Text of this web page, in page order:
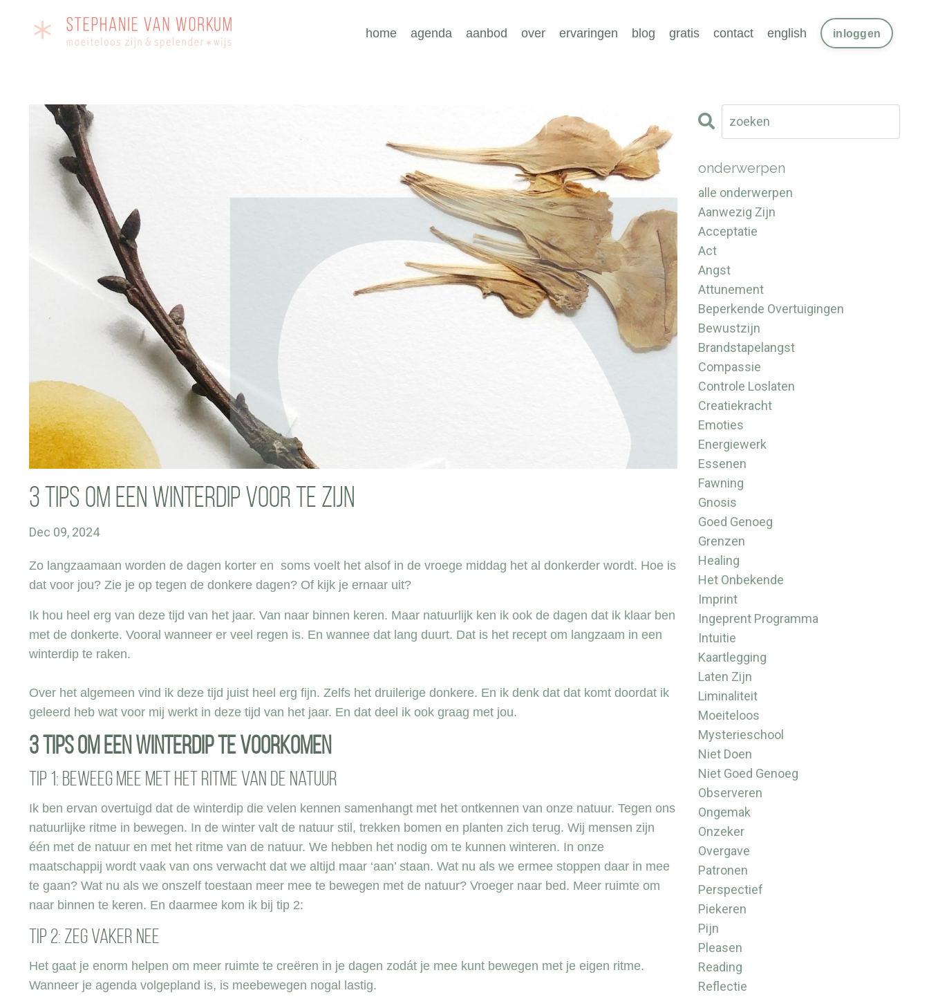
home agenda aanbod over ervaringen blog gratis contact english inloggen
3 tips om een winterdip voor te zijn
Dec 09, 2024
Zo langzaamaan worden de dagen korter en soms voelt het alsof in de vroege middag het al donkerder wordt. Hoe is
dat voor jou? Zie je op tegen de donkere dagen? Of kijk je ernaar uit?
Ik hou heel erg van deze tijd van het jaar. Van naar binnen keren. Maar natuurlijk ken ik ook de dagen dat ik klaar ben
met de donkerte. Vooral wanneer er veel regen is. En wannee dat lang duurt. Dat is het recept om langzaam in een
winterdip te raken.
Over het algemeen vind ik deze tijd juist heel erg fijn. Zelfs het druilerige donkere. En ik denk dat dat komt doordat ik
geleerd heb wat voor mij werkt in deze tijd van het jaar. En dat deel ik ook graag met jou.
3 tips om een winterdip te voorkomen
Tip 1: Beweeg mee met het ritme van de natuur
Ik ben ervan overtuigd dat de winterdip die velen kennen samenhangt met het ontkennen van onze natuur. Tegen ons
natuurlijke ritme in bewegen. In de winter valt de natuur stil, trekken bomen en planten zich terug. Wij mensen zijn
één met de natuur en met het ritme van de natuur. We hebben het nodig om te kunnen winteren. In onze
maatschappij wordt vaak van ons verwacht dat we altijd maar ‘aan’ staan. Wat nu als we ermee stoppen daar in mee
te gaan? Wat nu als we onszelf toestaan meer mee te bewegen met de natuur? Vroeger naar bed. Meer ruimte om
naar binnen te keren. En daarmee kom ik bij tip 2:
Tip 2: Zeg vaker nee
Het gaat je enorm helpen om meer ruimte te creëren in je dagen zodát je mee kunt bewegen met je eigen ritme.
Wanneer je agenda volgepland is, is meebewegen nogal lastig.
onderwerpen
alle onderwerpen
Aanwezig Zijn
Acceptatie
Act
Angst
Attunement
Beperkende Overtuigingen
Bewustzijn
Brandstapelangst
Compassie
Controle Loslaten
Creatiekracht
Emoties
Energiewerk
Essenen
Fawning
Gnosis
Goed Genoeg
Grenzen
Healing
Het Onbekende
Imprint
Ingeprent Programma
Intuitie
Kaartlegging
Laten Zijn
Liminaliteit
Moeiteloos
Mysterieschool
Niet Doen
Niet Goed Genoeg
Observeren
Ongemak
Onzeker
Overgave
Patronen
Perspectief
Piekeren
Pijn
Pleasen
Reading
Reflectie